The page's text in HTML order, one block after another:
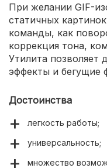
При желании GIF-
статичных
команды, как
коррекция тона,
Утилита позволяет
эффекты и бегущие
Достоинства
легкость работы;
универсальность;
множество